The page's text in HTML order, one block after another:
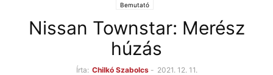
Bemutató
Nissan Townstar: Merész
húzás
Írta: Chilkó Szabolcs - 2021. 12. 11.